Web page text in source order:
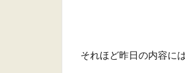
それほど昨日の内容に